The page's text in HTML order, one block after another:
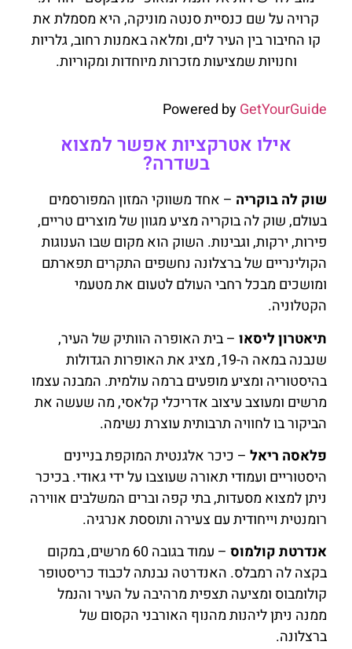
קרויה על שם כנסיית סנטה מוניקה, היא מסמלת את
קו החיבור בין העיר לים, ומלאה באמנות רחוב, גלריות
וחנויות שמציעות מזכרות מיוחדות ומקוריות.
Powered byGetYourGuide
אילו אטרקציות אפשר למצוא
בשדרה?
שוק לה בוקריה – אחד משווקי המזון המפורסמים
בעולם, שוק לה בוקריה מציע מגוון של מוצרים טריים,
פירות, ירקות, וגבינות. השוק הוא מקום שבו הענוגות
הקולינריים של ברצלונה נחשפים התקרים תפארתם
ומושכים מבכל רחבי העולם לטעום את מטעמי
הקטלוניה.
תיאטרון ליסאו – בית האופרה הוותיק של העיר,
שנבנה במאה ה-19, מציג את האופרות הגדולות
בהיסטוריה ומציע מופעים ברמה עולמית. המבנה עצמו
מרשים ומעוצב עיצוב אדריכלי קלאסי, מה שעשה את
הביקור בו לחוויה תרבותית עוצרת נשימה.
פלאסה ריאל – כיכר אלגנטית המוקפת בניינים
היסטוריים ועמודי תאורה שעוצבו על ידי גאודי. בכיכר
ניתן למצוא מסעדות, בתי קפה וברים המשלבים אווירה
רומנטית וייחודית עם צעירה ותוססת אנרגיה.
אנדרטת קולמוס
– עמוד בגובה 60 מרשים, במקום
בקצה לה רמבלס. האנדרטה נבנתה לכבוד כריסטופר
קולומבוס ומציעה תצפית מרהיבה על העיר והנמל
ממנה ניתן ליהנות מהנוף האורבני הקסום של
ברצלונה.